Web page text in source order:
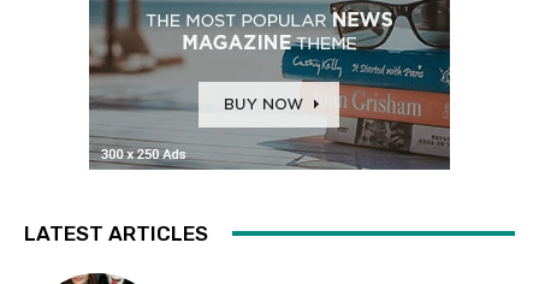
LATEST ARTICLES